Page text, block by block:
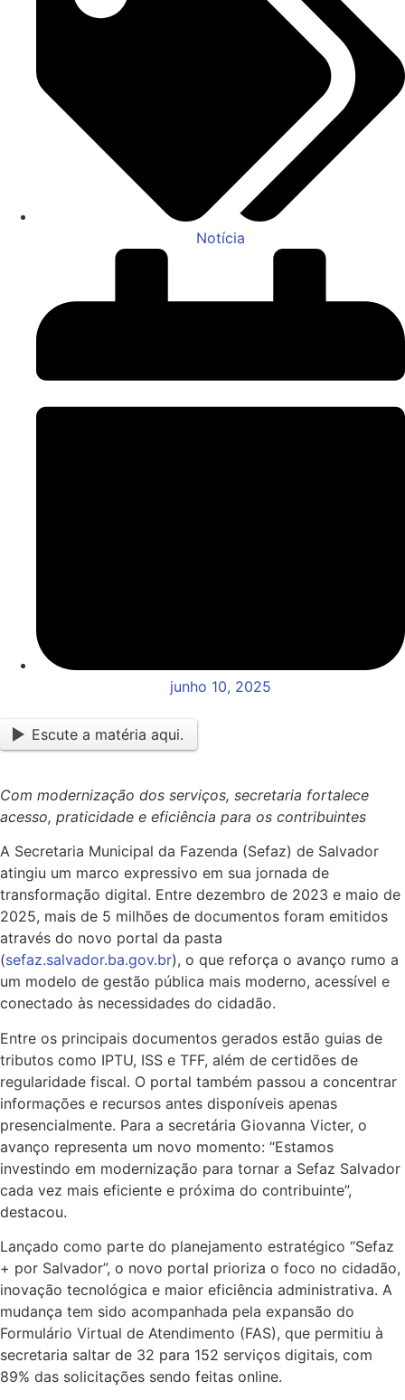
Notícia
junho 10, 2025
Escute a matéria aqui.
Com modernização dos serviços, secretaria fortalece
acesso, praticidade e eficiência para os contribuintes
A Secretaria Municipal da Fazenda (Sefaz) de Salvador
atingiu um marco expressivo em sua jornada de
transformação digital. Entre dezembro de 2023 e maio de
2025, mais de 5 milhões de documentos foram emitidos
através do novo portal da pasta
(sefaz.salvador.ba.gov.br), o que reforça o avanço rumo a
um modelo de gestão pública mais moderno, acessível e
conectado às necessidades do cidadão.
Entre os principais documentos gerados estão guias de
tributos como IPTU, ISS e TFF, além de certidões de
regularidade fiscal. O portal também passou a concentrar
informações e recursos antes disponíveis apenas
presencialmente. Para a secretária Giovanna Victer, o
avanço representa um novo momento: “Estamos
investindo em modernização para tornar a Sefaz Salvador
cada vez mais eficiente e próxima do contribuinte”,
destacou.
Lançado como parte do planejamento estratégico “Sefaz
+ por Salvador”, o novo portal prioriza o foco no cidadão,
inovação tecnológica e maior eficiência administrativa. A
mudança tem sido acompanhada pela expansão do
Formulário Virtual de Atendimento (FAS), que permitiu à
secretaria saltar de 32 para 152 serviços digitais, com
89% das solicitações sendo feitas online.